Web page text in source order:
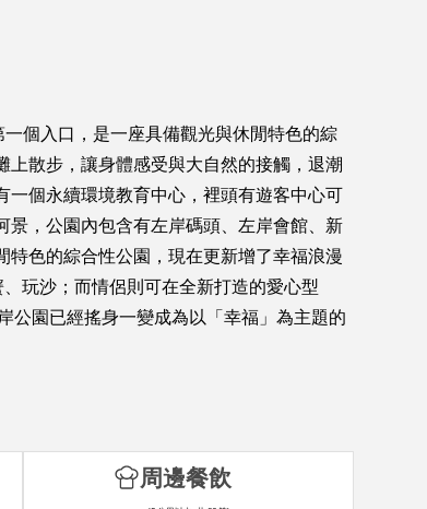
個入口，是一座具備觀光與休閒特色的綜
散步，讓身體感受與大自然的接觸，退潮
一個永續環境教育中心，裡頭有遊客中心可
景，公園內包含有左岸碼頭、左岸會館、新
色的綜合性公園，現在更新增了幸福浪漫
玩沙；而情侶則可在全新打造的愛心型
公園已經搖身一變成為以「幸福」為主題的
周邊餐飲